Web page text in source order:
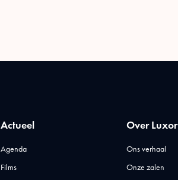
Actueel
Agenda
Films
Over Luxor
Ons verhaal
Onze zalen